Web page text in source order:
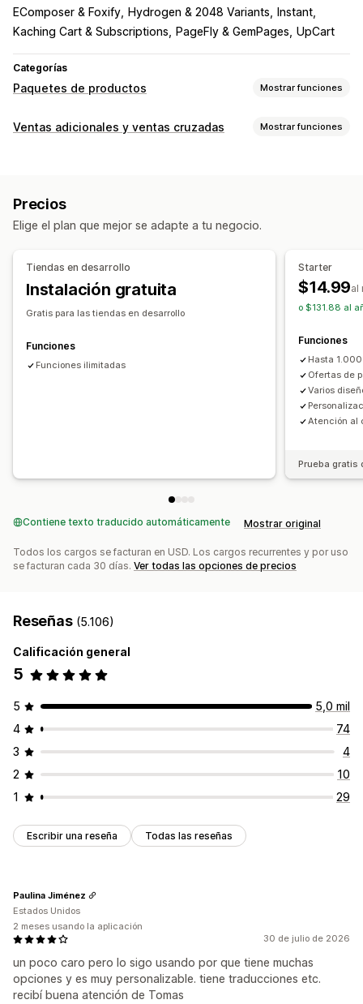
EComposer & Foxify Hydrogen & 2048 Variants Instant
Kaching Cart & Subscriptions PageFly & GemPages UpCart
Categorías
Paquetes de productos Mostrar funciones
Tipos de paquetes
Paquetes de venta adicional
Paquetes de ventas cruzadas
Productos digitales
Precios que puedes fijar
Descuentos
Descuentos globales
Precios al por mayor
Ventas adicionales y ventas cruzadas Mostrar funciones
Barra de progreso
CSS personalizado HTML personalizado
Múltiples idiomas Reglas personalizadas
Ofertas y recomendaciones
Garantías
Protección de los envíos
Envoltura de regalo
Complementos de productos
Descuentos por volumen
Prueba A/B Tasas de conversión
Precios
Elige el plan que mejor se adapte a tu negocio.
Tiendas en desarrollo
Instalación gratuita
Gratis para las tiendas en desarrollo
Funciones
Funciones ilimitadas
Starter
$14.99al
o $131.88 al
Funciones
Hasta
Ofertas de
Varios
Atención al
Prueba gratis
Contiene texto traducido automáticamente Mostrar original
Todos los cargos se facturan en USD. Los cargos recurrentes y por uso
se facturan cada 30 días. Ver todas las opciones de precios
Reseñas (5.106)
Calificación general
5
5
5,0 mil
4
74
3
4
2
10
1
29
Escribir una reseña Todas las reseñas
30 de julio de 2026
un poco caro pero lo sigo usando por que tiene muchas
opciones y es muy personalizable. tiene traducciones etc.
recibí buena atención de Tomas
Paulina Jiménez
Estados Unidos
2 meses usando la aplicación